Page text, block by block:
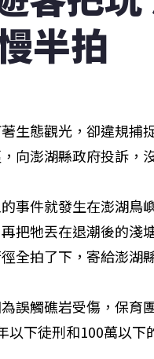
半拍
生態觀光，卻違規捕
向澎湖縣政府投訴，
事件就發生在澎湖鳥
把牠丟在退潮後的淺
全拍了下，寄給澎湖
誤觸礁岩受傷，保育
以下徒刑和100萬以下